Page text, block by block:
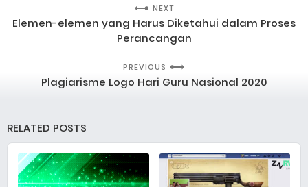
NEXT
Elemen-elemen yang Harus Diketahui dalam Proses
Perancangan
PREVIOUS
Plagiarisme Logo Hari Guru Nasional 2020
RELATED POSTS